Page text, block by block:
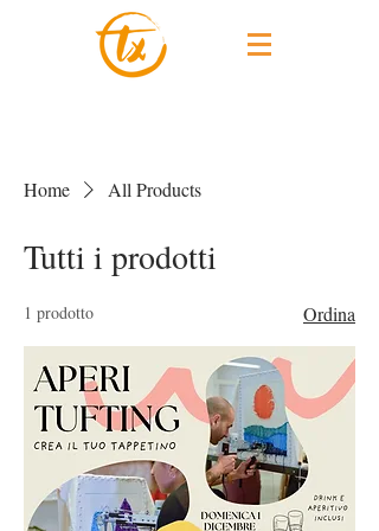
Home All Products
Tutti i prodotti
1 prodotto Ordina